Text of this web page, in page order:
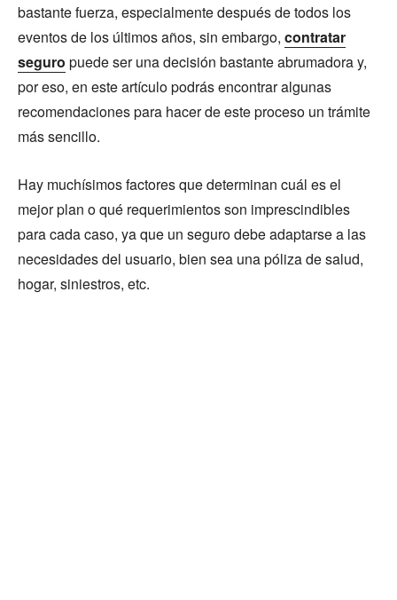
bastante fuerza, especialmente después de todos los
eventos de los últimos años, sin embargo, contratar
seguro puede ser una decisión bastante abrumadora y,
por eso, en este artículo podrás encontrar algunas
recomendaciones para hacer de este proceso un trámite
más sencillo.
Hay muchísimos factores que determinan cuál es el
mejor plan o qué requerimientos son imprescindibles
para cada caso, ya que un seguro debe adaptarse a las
necesidades del usuario, bien sea una póliza de salud,
hogar, siniestros, etc.